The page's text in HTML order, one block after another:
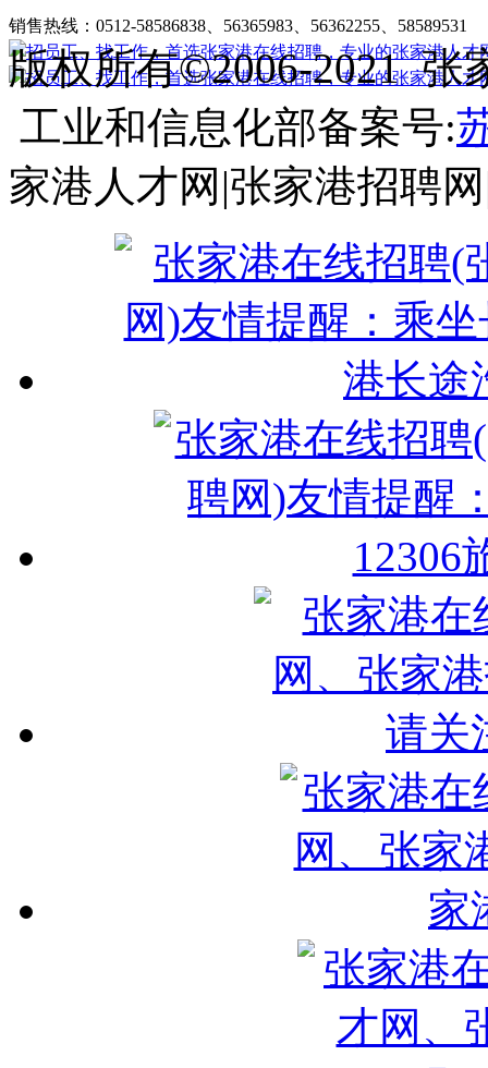
销售热线：0512-58586838、56365983、56362255、58589531
版权所有©2006-2021 张
工业和信息化部备案号:
家港人才网|张家港招聘